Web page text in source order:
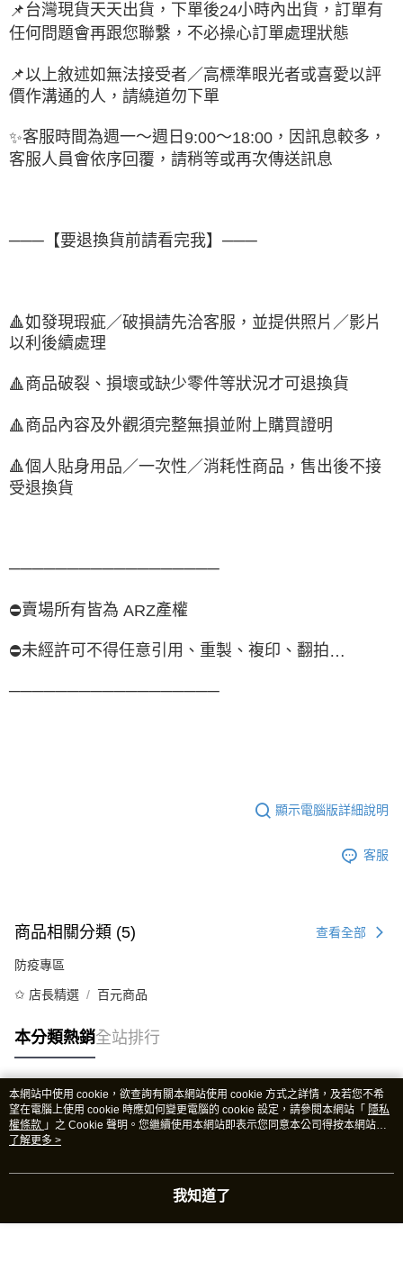
📌 台灣現貨天天出貨，下單後24小時內出貨，訂單有
任何問題會再跟您聯繫，不必操心訂單處理狀態
📌以上敘述如無法接受者／高標準眼光者或喜愛以評
價作溝通的人，請繞道勿下單
✨客服時間為週一～週日 9:00～18:00 ，因訊息較多，
客服人員會依序回覆，請稍等或再次傳送訊息
───【要退換貨前請看完我】───
🔺如發現瑕疵／破損請先洽客服，並提供照片／影片
以利後續處理
🔺商品破裂、損壞或缺少零件等狀況才可退換貨
🔺商品內容及外觀須完整無損並附上購買證明
🔺個人貼身用品／一次性／消耗性商品，售出後不接
受退換貨
──────────────────
⛔賣場所有皆為 ARZ產權
⛔未經許可不得任意引用、重製、複印、翻拍…
──────────────────
顯示電腦版詳細說明
客服
商品相關分類 (5) 查看全部
防疫專區
✩ 店長精選 百元商品
本分類熱銷全站排行
熱門標籤
本網站中使用 cookie，欲查詢有關本網站使用 cookie 方式之詳情，及若您不希
望在電腦上使用 cookie 時應如何變更電腦的 cookie 設定，請參閱本網站「 隱私
權條款 」之 Cookie 聲明。您繼續使用本網站即表示您同意本公司得按本網站使
用條款之 Cookie 聲明使用 cookie。
了解更多 >
我知道了